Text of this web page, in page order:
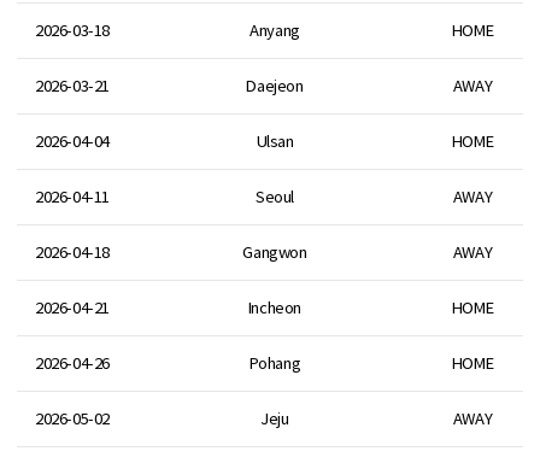
2026-03-18 Anyang HOME
2026-03-21 Daejeon AWAY
2026-04-04 Ulsan HOME
2026-04-11 Seoul AWAY
2026-04-18 Gangwon AWAY
2026-04-21 Incheon HOME
2026-04-26 Pohang HOME
2026-05-02 Jeju AWAY